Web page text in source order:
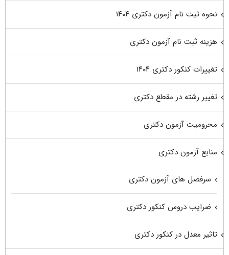
نحوه ثبت نام آزمون دکتری ۱۴۰۴
هزینه ثبت نام آزمون دکتری
تغییرات کنکور دکتری ۱۴۰۴
تغییر رشته در مقطع دکتری
محرومیت آزمون دکتری
منابع آزمون دکتری
سرفصل های آزمون دکتری
ضرایب دروس کنکور دکتری
تاثیر معدل در کنکور دکتری